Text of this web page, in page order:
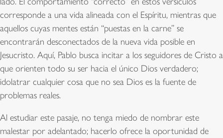
corresponde a una vida alineada con el Espíritu, mientras que
aquellos cuyas mentes están “puestas en la carne” se
encontrarán desconectados de la nueva vida posible en
Jesucristo. Aquí, Pablo busca incitar a los seguidores de Cristo a
que orienten todo su ser hacia el único Dios verdadero;
idolatrar cualquier cosa que no sea Dios es la fuente de
problemas reales.
Al estudiar este pasaje, no tenga miedo de nombrar este
malestar por adelantado; hacerlo ofrece la oportunidad de